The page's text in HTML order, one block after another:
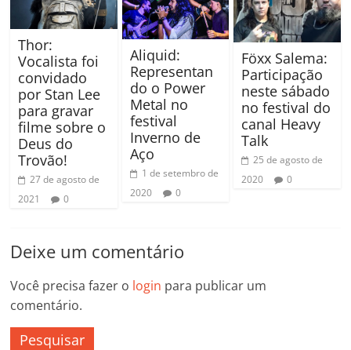
Thor:
Vocalista foi
convidado
por Stan Lee
para gravar
filme sobre o
Deus do
Trovão!
27 de agosto de
2021
0
Aliquid:
Representan
do o Power
Metal no
festival
Inverno de
Aço
1 de setembro de
2020
0
Föxx Salema:
Participação
neste sábado
no festival do
canal Heavy
Talk
25 de agosto de
2020
0
Deixe um comentário
Você precisa fazer o login para publicar um
comentário.
Pesquisar